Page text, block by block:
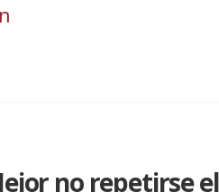
no repetirse